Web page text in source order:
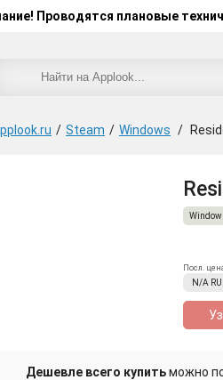
Проводятся плановые
/ Steam / Windows /
Посл.
N/A RU
Дешевле всего купитьможно